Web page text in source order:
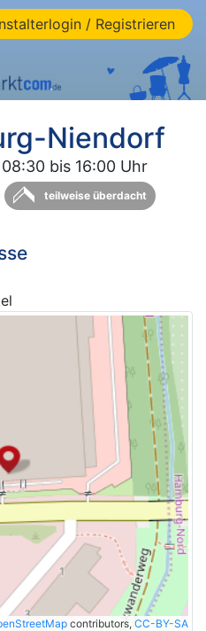
/ Registrieren
Niendorf
bis 16:00 Uhr
teilweise überdacht
contributors, CC-BY-SA